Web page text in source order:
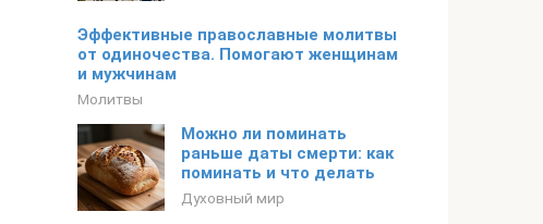
Эффективные православные молитвы
от одиночества. Помогают женщинам
и мужчинам
Молитвы
Можно ли поминать
раньше даты смерти: как
поминать и что делать
Духовный мир